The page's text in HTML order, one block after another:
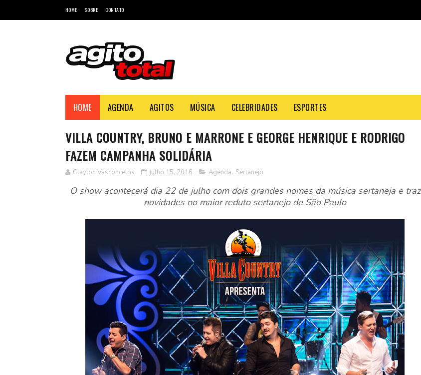
HOME SOBRE CONTATO
HOME AGENDA AGITOS MÚSICA CELEBRIDADES ESPORTES
VILLA COUNTRY, BRUNO E MARRONE E GEORGE HENRIQUE E RODRIGO
FAZEM CAMPANHA SOLIDÁRIA
Clayton Vasconcelos julho 15, 2016 Agenda, Sertanejo
O show acontecerá dia 22 de julho com dois grandes nomes da música sertaneja e traz
novidades no maior reduto sertanejo de São Paulo